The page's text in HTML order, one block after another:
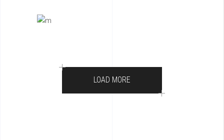
LOAD MORE